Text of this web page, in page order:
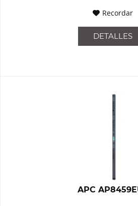
Recordar
DETALLES
APC